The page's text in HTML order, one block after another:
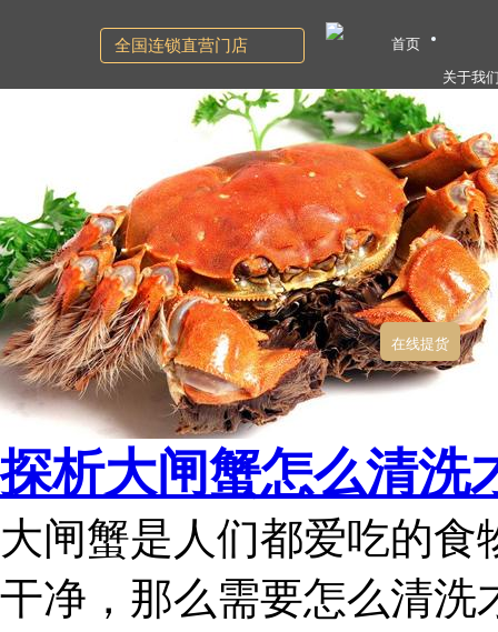
探析大闸蟹怎么清洗
大闸蟹是人们都爱吃的
干净，那么需要怎么清洗
全国连锁直营门店
首页
关于我
在线提货